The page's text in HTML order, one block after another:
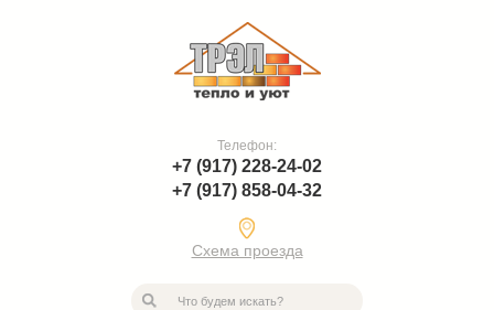
Телефон:
+7 (917) 228-24-02
+7 (917) 858-04-32
Схема проезда